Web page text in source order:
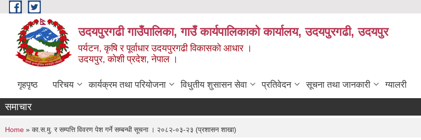
Skip to main content
उदयपुरगढी गाउँपालिका, गाउँ कार्यपालिकाको कार्यालय, उदयपुरगढी, उदयपुर
पर्यटन, कृषि र पूर्वाधार उदयपुरगढी विकासकाे आधार ।
उदयपुर, काेशी प्रदेश, नेपाल ।
गृहपृष्ठ परिचय कार्यक्रम तथा परियोजना विधुतीय शुसासन सेवा प्रतिवेदन सूचना तथा जानकारी ग्यालरी
समाचार
You are here
Home » का.स.मु. र सम्पत्ति विवरण पेश गर्ने सम्बन्धी सूचना । २०८२-०३-२३ (प्रशासन शाखा)